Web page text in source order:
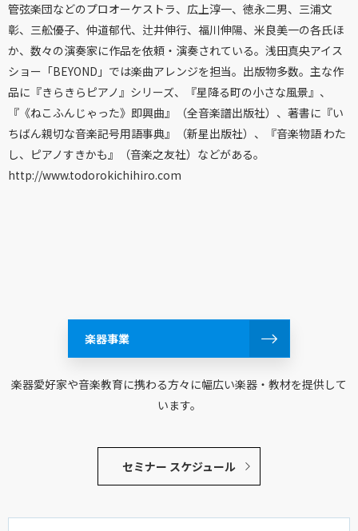
管弦楽団などのプロオーケストラ、広上淳一、徳永二男、三浦文
彰、三舩優子、仲道郁代、辻井伸行、福川伸陽、米良美一の各氏ほ
か、数々の演奏家に作品を依頼・演奏されている。浅田真央アイス
ショー「BEYOND」では楽曲アレンジを担当。出版物多数。主な作
品に『きらきらピアノ』シリーズ、『星降る町の小さな風景』、
『《ねこふんじゃった》即興曲』（全音楽譜出版社）、著書に『い
ちばん親切な音楽記号用語事典』（新星出版社）、『音楽物語 わた
し、ピアノすきかも』（音楽之友社）などがある。
http://www.todorokichihiro.com
楽器事業
楽器愛好家や音楽教育に携わる方々に幅広い楽器・教材を提供して
います。
セミナー スケジュール